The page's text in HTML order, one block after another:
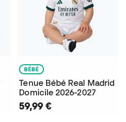
BÉBÉ
Tenue Bébé Real Madrid
Domicile 2026-2027
59,99 €